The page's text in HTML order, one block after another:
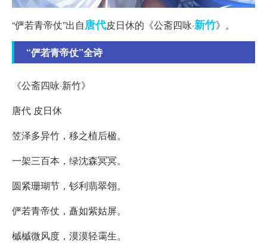
“俨若青帝仗”出自唐代皮日休的《公斋四咏·新竹》。
“俨若青帝仗”全诗
《公斋四咏·新竹》
唐代 皮日休
笠泽多异竹，移之植后楹。
一架三百本，绿沈森冥冥。
圆紧珊瑚节，钐利翡翠翎。
俨若青帝仗，矗如紫姑屏。
槭槭微风度，漠漠轻霭生。